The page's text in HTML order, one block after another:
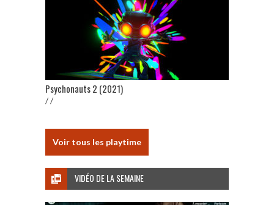
Psychonauts 2 (2021)
/ /
Voir tous les playtime
VIDÉO DE LA SEMAINE